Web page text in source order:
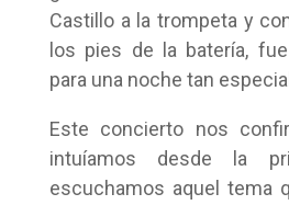
Castillo a la trompeta y
los pies de la batería,
para una noche tan
Este concierto nos
intuíamos desde la
escuchamos aquel tema